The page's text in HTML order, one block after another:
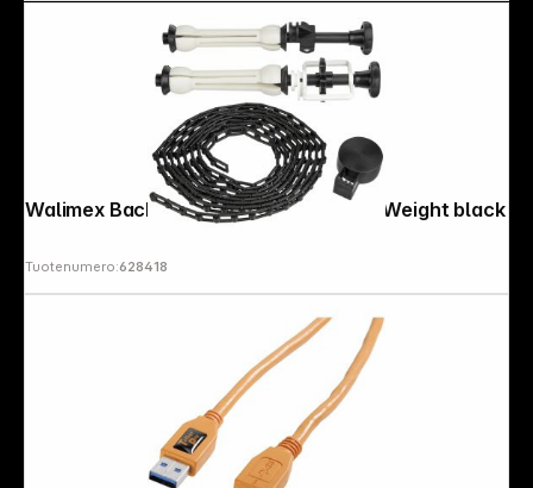
Walimex Background Expan + Chain & Weight black
Tuotenumero:628418